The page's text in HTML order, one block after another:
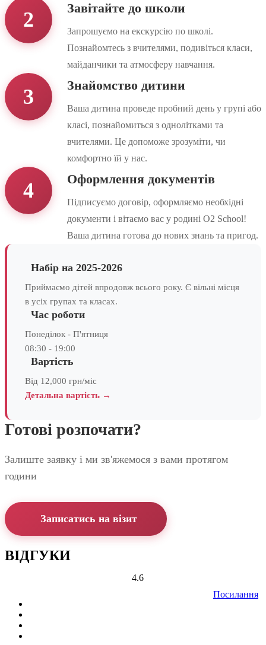
2 Завітайте до школи
Запрошуємо на екскурсію по школі.
Познайомтесь з вчителями, подивіться класи,
майданчики та атмосферу навчання.
3 Знайомство дитини
Ваша дитина проведе пробний день у групі або
класі, познайомиться з однолітками та
вчителями. Це допоможе зрозуміти, чи
комфортно їй у нас.
4 Оформлення документів
Підписуємо договір, оформляємо необхідні
документи і вітаємо вас у родині O2 School!
Ваша дитина готова до нових знань та пригод.
Набір на 2025-2026
Приймаємо дітей впродовж всього року. Є вільні місця
в усіх групах та класах.
Час роботи
Понеділок - П'ятниця
08:30 - 19:00
Вартість
Від 12,000 грн/міс
Детальна вартість →
Готові розпочати?
Залиште заявку і ми зв'яжемося з вами протягом
години
Записатись на візит
ВІДГУКИ
4.6
Посилання